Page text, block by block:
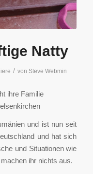
Natty
/ von Steve Webmin
ihre Familie
und ist nun seit
und hat sich
und Situationen wie
ihr nichts aus.